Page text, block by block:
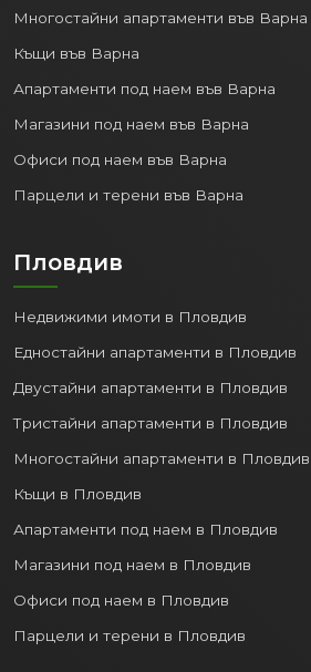
Многостайни апартаменти във Варна
Къщи във Варна
Апартаменти под наем във Варна
Магазини под наем във Варна
Офиси под наем във Варна
Парцели и терени във Варна
Пловдив
Недвижими имоти в Пловдив
Едностайни апартаменти в Пловдив
Двустайни апартаменти в Пловдив
Тристайни апартаменти в Пловдив
Многостайни апартаменти в Пловдив
Къщи в Пловдив
Апартаменти под наем в Пловдив
Магазини под наем в Пловдив
Офиси под наем в Пловдив
Парцели и терени в Пловдив